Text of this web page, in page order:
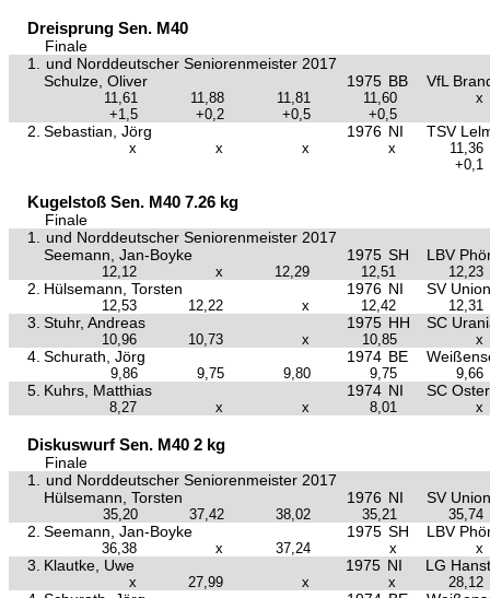
Dreisprung Sen. M40
Finale
1.
und Norddeutscher Seniorenmeister 2017
Schulze, Oliver
1975 BB VfL
11,61 11,88 11,81 11,60
x
+1,5
+0,2 +0,5 +0,5
2. Sebastian, Jörg 1976 NI TSV
x x x x
11,36
+0,1
Kugelstoß Sen. M40 7.26 kg
Finale
1.
und Norddeutscher Seniorenmeister 2017
Seemann, Jan-Boyke
1975 SH LBV
12,12 x 12,29 12,51 12,23
2. Hülsemann, Torsten 1976 NI SV
12,53 12,22 x 12,42 12,31
3. Stuhr, Andreas 1975 HH SC
10,96 10,73 x 10,85 x
4. Schurath, Jörg 1974 BE
9,86 9,75 9,80 9,75 9,66
5. Kuhrs, Matthias 1974 NI SC
8,27 x x 8,01 x
Diskuswurf Sen. M40 2 kg
Finale
1.
und Norddeutscher Seniorenmeister 2017
Hülsemann, Torsten
1976 NI SV
35,20 37,42 38,02 35,21 35,74
2. Seemann, Jan-Boyke 1975 SH LBV
36,38 x 37,24 x x
3. Klautke, Uwe 1975 NI LG
x 27,99 x x 28,12